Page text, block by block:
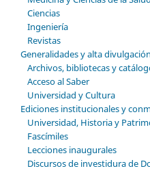
Ciencias
Ingeniería
Revistas
Generalidades y alta divulgación
Archivos, bibliotecas y
Acceso al Saber
Universidad y Cultura
Ediciones institucionales y
Universidad, Historia y
Fascímiles
Lecciones inaugurales
Discursos de investidura de